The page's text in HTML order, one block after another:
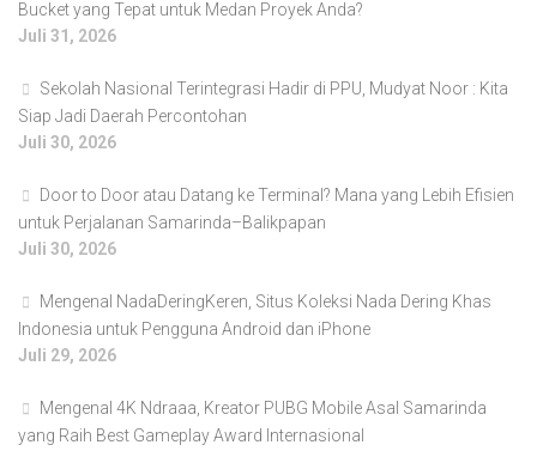
Bucket yang Tepat untuk Medan Proyek Anda?
Juli 31, 2026
Sekolah Nasional Terintegrasi Hadir di PPU, Mudyat Noor : Kita
Siap Jadi Daerah Percontohan
Juli 30, 2026
Door to Door atau Datang ke Terminal? Mana yang Lebih Efisien
untuk Perjalanan Samarinda–Balikpapan
Juli 30, 2026
Mengenal NadaDeringKeren, Situs Koleksi Nada Dering Khas
Indonesia untuk Pengguna Android dan iPhone
Juli 29, 2026
Mengenal 4K Ndraaa, Kreator PUBG Mobile Asal Samarinda
yang Raih Best Gameplay Award Internasional